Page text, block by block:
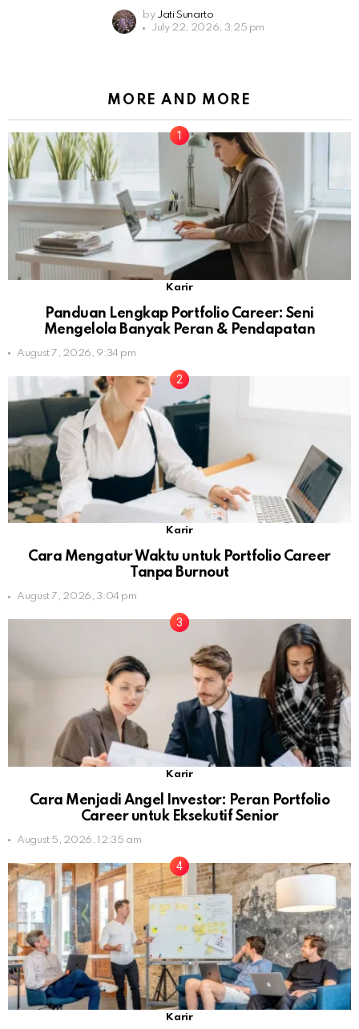
by Jati Sunarto
July 22, 2026, 3:25 pm
MORE AND MORE
Karir
Panduan Lengkap Portfolio Career: Seni
Mengelola Banyak Peran & Pendapatan
August 7, 2026, 9:34 pm
Karir
Cara Mengatur Waktu untuk Portfolio Career
Tanpa Burnout
August 7, 2026, 3:04 pm
Karir
Cara Menjadi Angel Investor: Peran Portfolio
Career untuk Eksekutif Senior
August 5, 2026, 12:35 am
Karir